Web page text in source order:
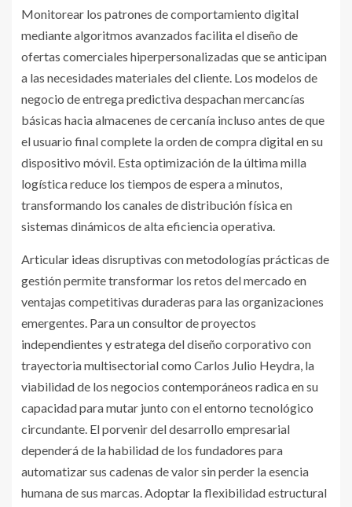
Monitorear los patrones de comportamiento digital
mediante algoritmos avanzados facilita el diseño de
ofertas comerciales hiperpersonalizadas que se anticipan
a las necesidades materiales del cliente. Los modelos de
negocio de entrega predictiva despachan mercancías
básicas hacia almacenes de cercanía incluso antes de que
el usuario final complete la orden de compra digital en su
dispositivo móvil. Esta optimización de la última milla
logística reduce los tiempos de espera a minutos,
transformando los canales de distribución física en
sistemas dinámicos de alta eficiencia operativa.
Articular ideas disruptivas con metodologías prácticas de
gestión permite transformar los retos del mercado en
ventajas competitivas duraderas para las organizaciones
emergentes. Para un consultor de proyectos
independientes y estratega del diseño corporativo con
trayectoria multisectorial como Carlos Julio Heydra, la
viabilidad de los negocios contemporáneos radica en su
capacidad para mutar junto con el entorno tecnológico
circundante. El porvenir del desarrollo empresarial
dependerá de la habilidad de los fundadores para
automatizar sus cadenas de valor sin perder la esencia
humana de sus marcas. Adoptar la flexibilidad estructural